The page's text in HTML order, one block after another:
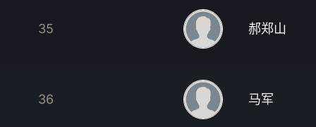
35 郝郑山
36 马军